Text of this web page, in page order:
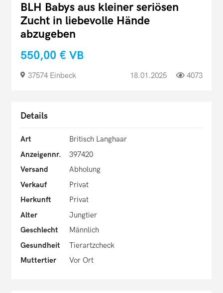
BLH Babys aus kleiner seriösen
Zucht in liebevolle Hände
abzugeben
550,00 € VB
37574 Einbeck 18.01.2025 4073
Details
Art
Britisch Langhaar
Anzeigennr.
397420
Versand
Abholung
Verkauf
Privat
Herkunft
Privat
Alter
Jungtier
Geschlecht
Männlich
Gesundheit
Tierartzcheck
Muttertier
Vor Ort